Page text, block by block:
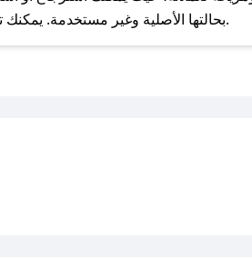
بحالتها الأصلية وغير مستخدمة. يمكنك تقديم طلب الإرجاع بسهولة عبر موقعنا الإلكتروني أو من خلال خدمة العملاء.